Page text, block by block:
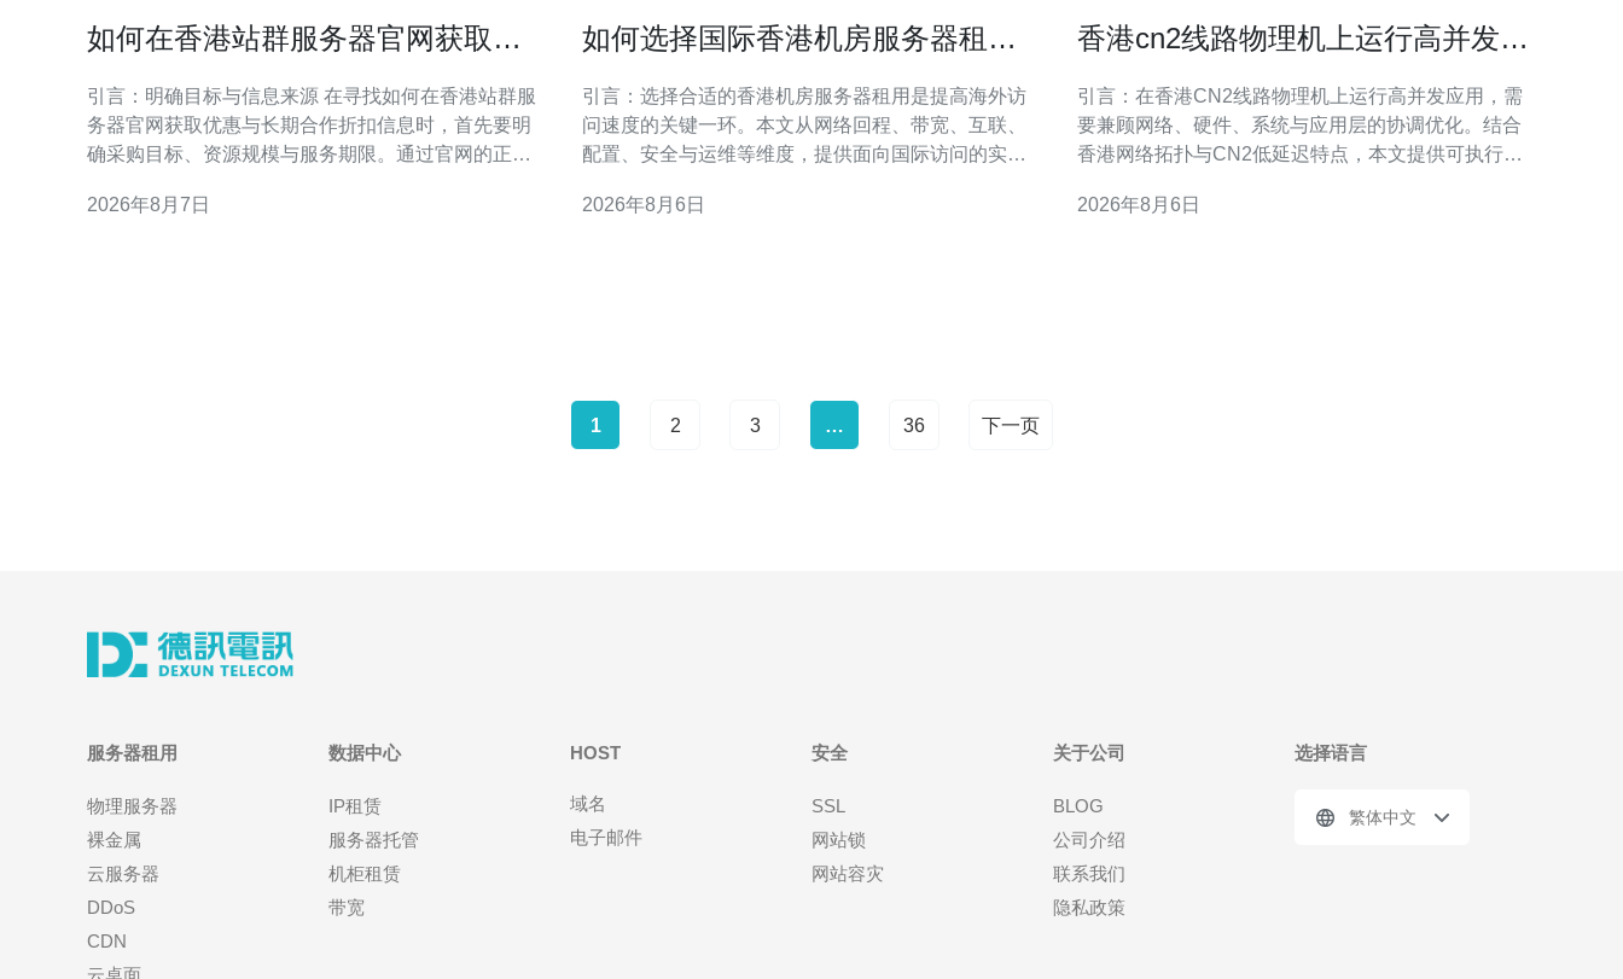
如何在香港站群服务器官网获取优
引言：明确目标与信息来源 在寻找如何在香港站群服
务器官网获取优惠与长期合作折扣信息时，首先要明
确采购目标、资源规模与服务期限。通过官网的正式
重官网途径与谈判策略，帮助企业在香港区域稳妥争
2026年8月7日
如何选择国际香港机房服务器租用
引言：选择合适的香港机房服务器租用是提高海外访
问速度的关键一环。本文从网络回程、带宽、互联、
配置、安全与运维等维度，提供面向国际访问的实用
的前提下，优化用户体验与稳定性。 评估海外访问需
2026年8月6日
香港cn2线路物理机上运行高并发应
引言：在香港CN2线路物理机上运行高并发应用，需
要兼顾网络、硬件、系统与应用层的协调优化。结合
香港网络拓扑与CN2低延迟特点，本文提供可执行的
低延迟并增强稳定性，适合面向本地与区域性GEO搜
2026年8月6日
1 2 3 … 36 下一页
服务器租用
物理服务器
裸金属
云服务器
DDoS
CDN
云桌面
数据中心
IP租赁
服务器托管
机柜租赁
带宽
HOST
域名
电子邮件
安全
SSL
网站锁
网站容灾
关于公司
BLOG
公司介绍
联系我们
隐私政策
选择语言
繁体中文